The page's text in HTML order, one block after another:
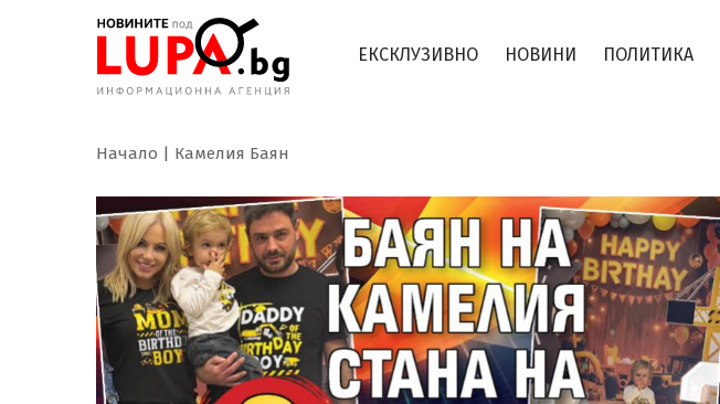
ЕКСКЛУЗИВНО НОВИНИ ПОЛИТИКА
Начало Камелия Баян